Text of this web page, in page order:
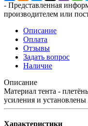
- Представленная
производителем или
Описание
Оплата
Отзывы
Задать вопрос
Наличие
Описание
Материал тента -
усиления и
Характеристики